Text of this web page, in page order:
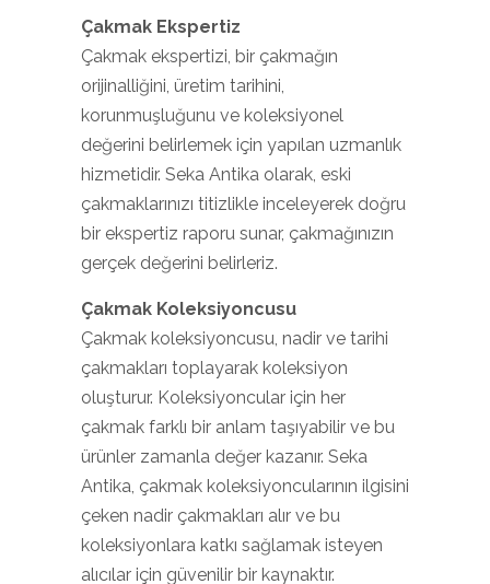
Çakmak Ekspertiz
Çakmak ekspertizi, bir çakmağın
orijinalliğini, üretim tarihini,
korunmuşluğunu ve koleksiyonel
değerini belirlemek için yapılan uzmanlık
hizmetidir. Seka Antika olarak, eski
çakmaklarınızı titizlikle inceleyerek doğru
bir ekspertiz raporu sunar, çakmağınızın
gerçek değerini belirleriz.
Çakmak Koleksiyoncusu
Çakmak koleksiyoncusu, nadir ve tarihi
çakmakları toplayarak koleksiyon
oluşturur. Koleksiyoncular için her
çakmak farklı bir anlam taşıyabilir ve bu
ürünler zamanla değer kazanır. Seka
Antika, çakmak koleksiyoncularının ilgisini
çeken nadir çakmakları alır ve bu
koleksiyonlara katkı sağlamak isteyen
alıcılar için güvenilir bir kaynaktır.